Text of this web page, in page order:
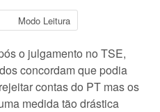
Modo Leitura
o julgamento no TSE,
concordam que podia
contas do PT mas os
medida tão drástica